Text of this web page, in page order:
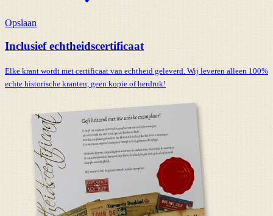
Opslaan
Inclusief echtheidscertificaat
Elke krant wordt met certificaat van echtheid geleverd. Wij leveren alleen 100%
echte historische kranten, geen kopie of herdruk!